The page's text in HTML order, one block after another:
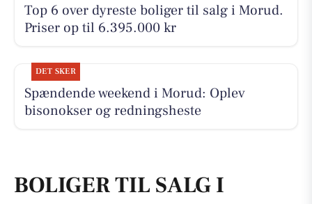
Top 6 over dyreste boliger til salg i Morud.
Priser op til 6.395.000 kr
DET SKER
Spændende weekend i Morud: Oplev
bisonokser og redningsheste
BOLIGER TIL SALG I